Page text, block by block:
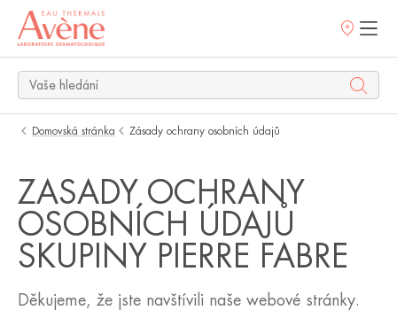
Prodejní
Domovská stránka Zásady ochrany osobních údajů
ZÁSADY OCHRANY
OSOBNÍCH ÚDAJŮ
SKUPINY PIERRE FABRE
Děkujeme, že jste navštívili naše webové stránky.